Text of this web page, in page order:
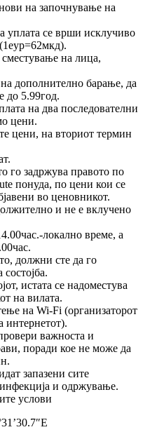
на започнување на
уплата се врши исклучиво
на лица,
дополнително барање, да
до 5.99год.
на два последователни
цени.
цени, на вториот термин
го задржува правото по
понуда, по цени кои се
во ценовникот.
и не е вклучено
локално време, а
должни сте да го
истата се надоместува
на вилата.
на Wi-Fi (организаторот
интернетот).
важноста и
поради кое не може да
запазени сите
и одржување.
услови